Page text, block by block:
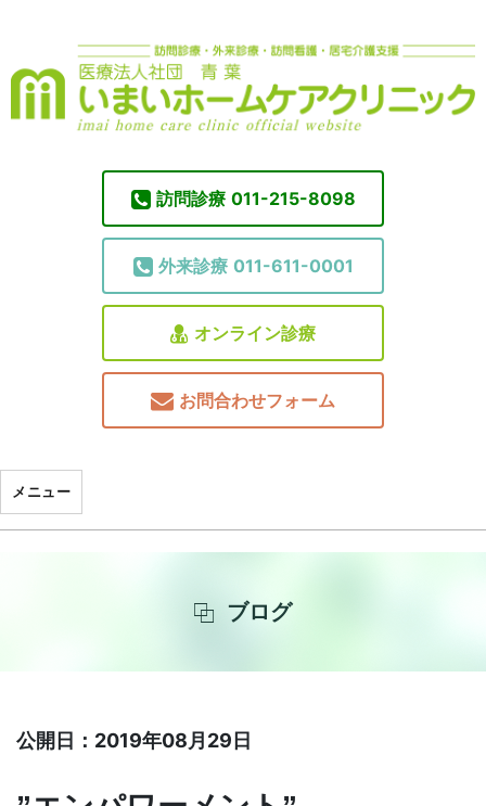
訪問診療 011-215-8098
外来診療 011-611-0001
オンライン診療
お問合わせフォーム
メニュー
ブログ
公開日：2019年08月29日